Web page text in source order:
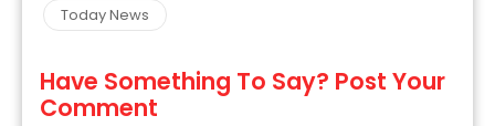
Today News
Have Something To Say? Post Your
Comment